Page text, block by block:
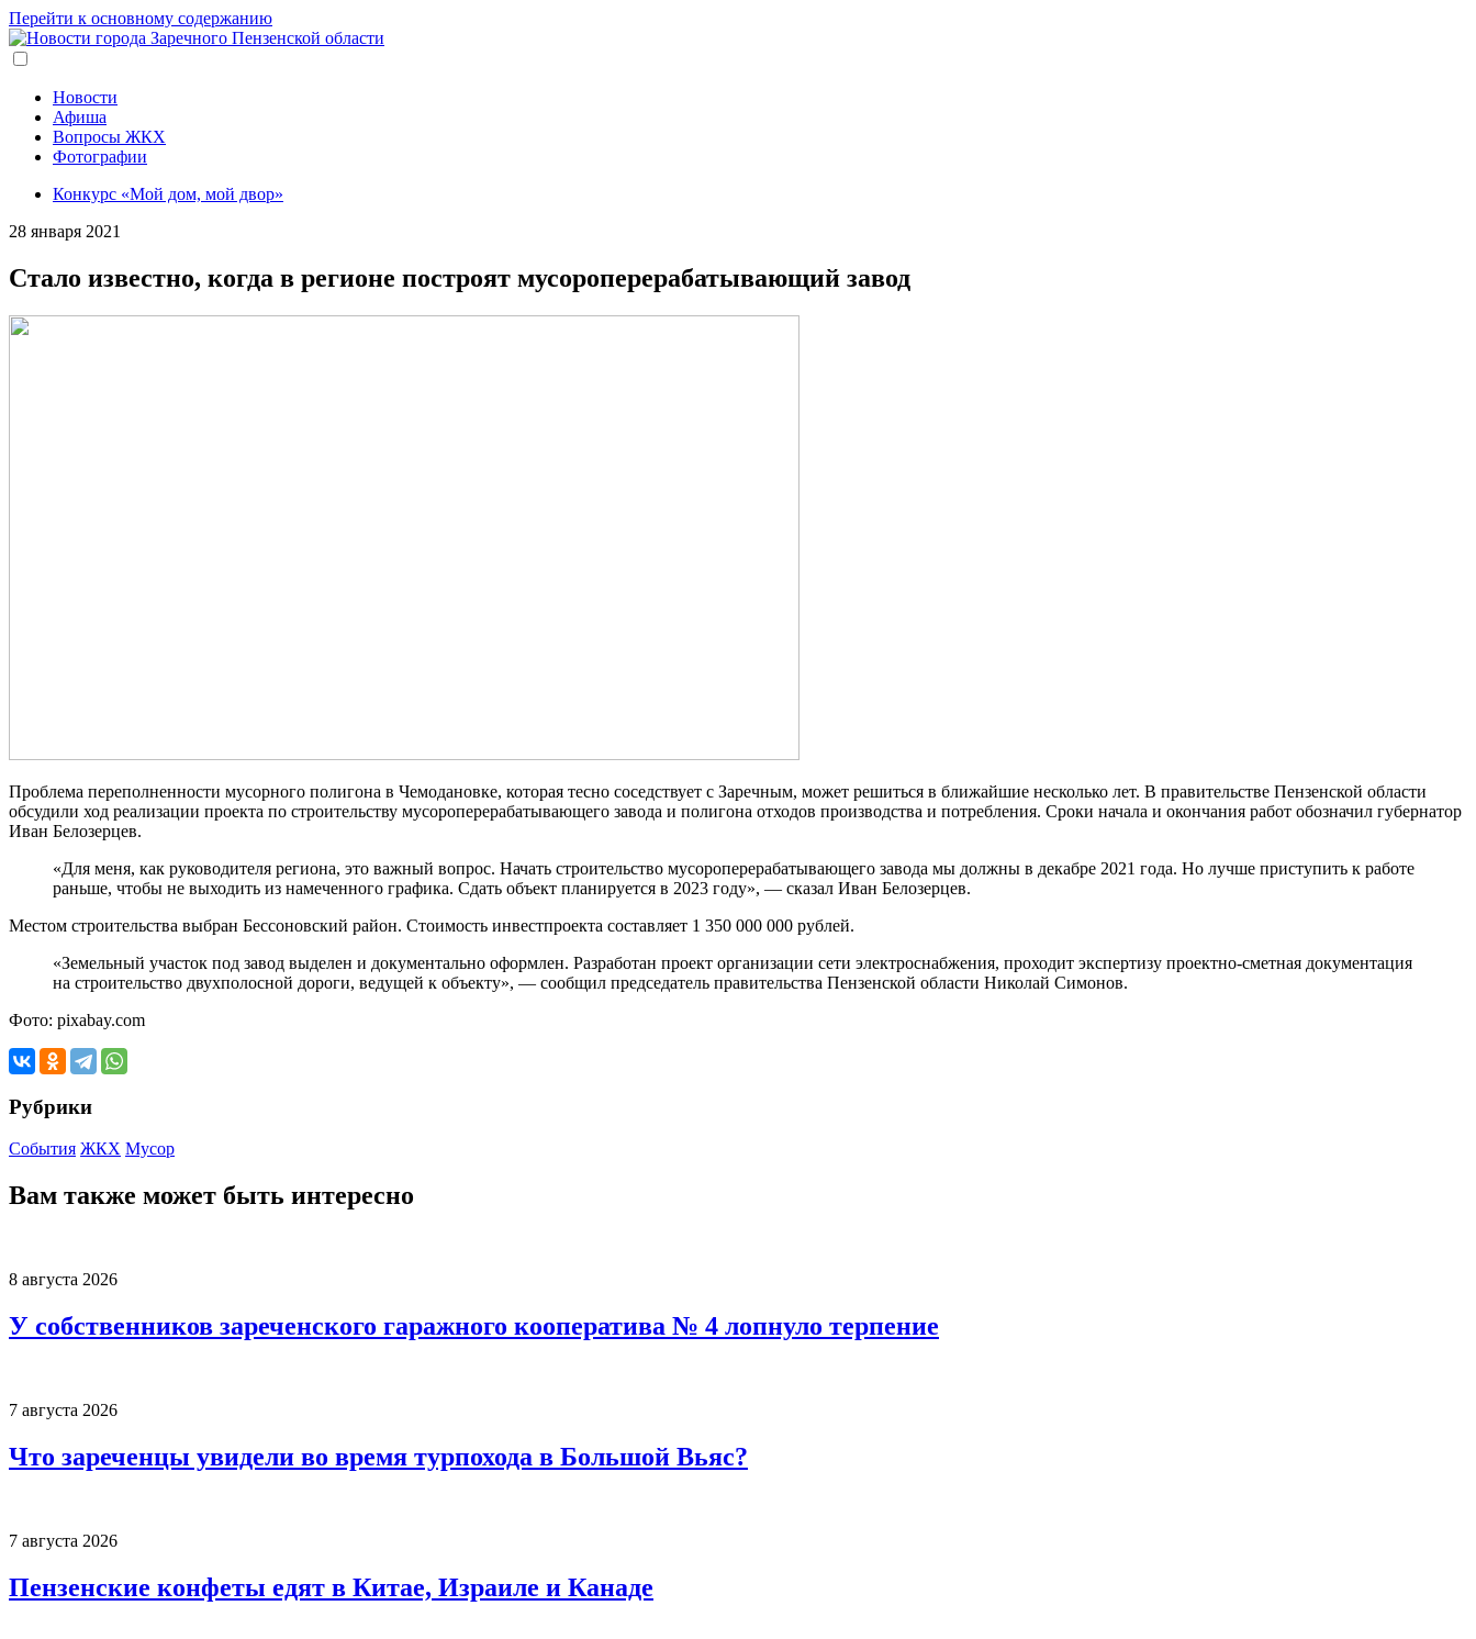
Перейти к основному содержанию
Новости
Афиша
Вопросы ЖКХ
Фотографии
Конкурс «Мой дом, мой двор»
28 января 2021
Стало известно, когда в регионе построят мусороперерабатывающий завод
Проблема переполненности мусорного полигона в Чемодановке, которая тесно соседствует с Заречным, может решиться в ближайшие несколько лет. В правительстве Пензенской области
обсудили ход реализации проекта по строительству мусороперерабатывающего завода и полигона отходов производства и потребления. Сроки начала и окончания работ обозначил губернатор
Иван Белозерцев.
«Для меня, как руководителя региона, это важный вопрос. Начать строительство мусороперерабатывающего завода мы должны в декабре 2021 года. Но лучше приступить к работе
раньше, чтобы не выходить из намеченного графика. Сдать объект планируется в 2023 году», — сказал Иван Белозерцев.
Местом строительства выбран Бессоновский район. Стоимость инвестпроекта составляет 1 350 000 000 рублей.
«Земельный участок под завод выделен и документально оформлен. Разработан проект организации сети электроснабжения, проходит экспертизу проектно-сметная документация
на строительство двухполосной дороги, ведущей к объекту», — сообщил председатель правительства Пензенской области Николай Симонов.
Фото: pixabay.com
Рубрики
События ЖКХ Мусор
Вам также может быть интересно
8 августа 2026
У собственников зареченского гаражного кооператива № 4 лопнуло терпение
7 августа 2026
Что зареченцы увидели во время турпохода в Большой Вьяс?
7 августа 2026
Пензенские конфеты едят в Китае, Израиле и Канаде